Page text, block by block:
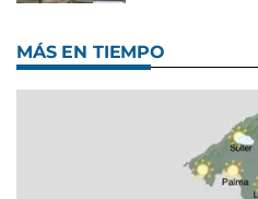
MÁS EN TIEMPO